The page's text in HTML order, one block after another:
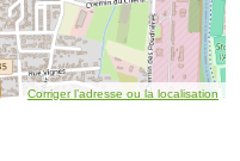
Corriger l’adresse ou la localisation